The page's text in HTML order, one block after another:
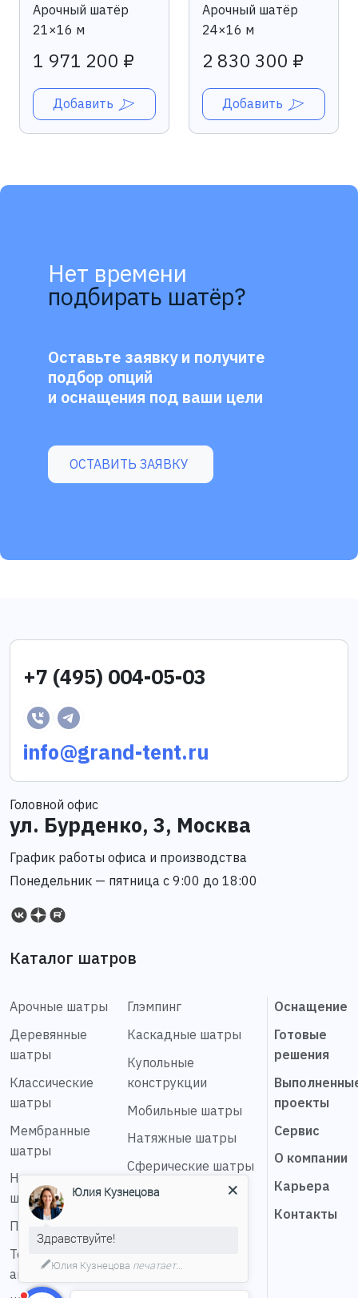
Арочный шатёр
21×16 м
1 971 200 ₽
Добавить
Арочный шатёр
24×16 м
2 830 300 ₽
Добавить
Нет времени
подбирать шатёр?
Оставьте заявку и получите
подбор опций
и оснащения под ваши цели
ОСТАВИТЬ ЗАЯВКУ
+7 (495) 004-05-03
info@grand-tent.ru
Головной офис
ул. Бурденко, 3, Москва
График работы офиса и производства
Понедельник — пятница с 9:00 до 18:00
Каталог шатров
Арочные шатры
Деревянные
шатры
Классические
шатры
Мембранные
шатры
Надувные
шатры
Пагода шатры
Тентовые
ангары
Глэмпинг
Каскадные шатры
Купольные
конструкции
Мобильные шатры
Натяжные шатры
Сферические шатры
Шатер звезда
Оснащение
Готовые
решения
проекты
Сервис
О компании
Карьера
Контакты
Юлия Кузнецова
Здравствуйте!
Юлия Кузнецова печатает...